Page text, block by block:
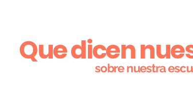
Que dicen
sobre nuestra